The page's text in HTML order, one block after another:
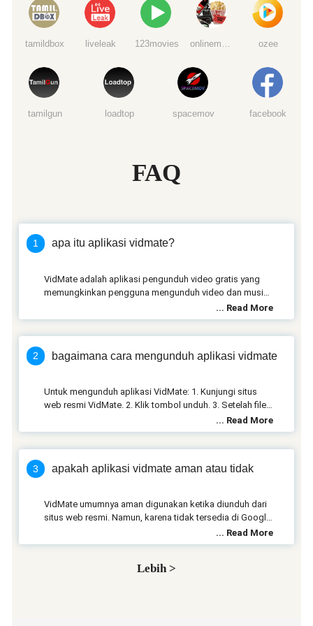
tamildbox liveleak 123movies ozee
tamilgun loadtop spacemov facebook
FAQ
1 apa itu aplikasi vidmate?
VidMate adalah aplikasi pengunduh video gratis yang
memungkinkan pengguna mengunduh video dan musik
dari berbagai platform seperti YouTube, Facebook,
Instagram, dan banyak situs web lainnya. Ini mendukung
2 bagaimana cara mengunduh aplikasi vidmate
Untuk mengunduh aplikasi VidMate: 1. Kunjungi situs
web resmi VidMate. 2. Klik tombol unduh. 3. Setelah file
APK diunduh, buka dan izinkan instalasi dari sumber
yang tidak dikenal di pengaturan perangkat Anda jika
3 apakah aplikasi vidmate aman atau tidak
VidMate umumnya aman digunakan ketika diunduh dari
situs web resmi. Namun, karena tidak tersedia di Google
Play Store karena kebijakan Google tentang pengunduh
video, pastikan untuk mengunduhnya hanya dari sumber
perangkat Anda dan berhati-hatilah dengan izin yang
Lebih >